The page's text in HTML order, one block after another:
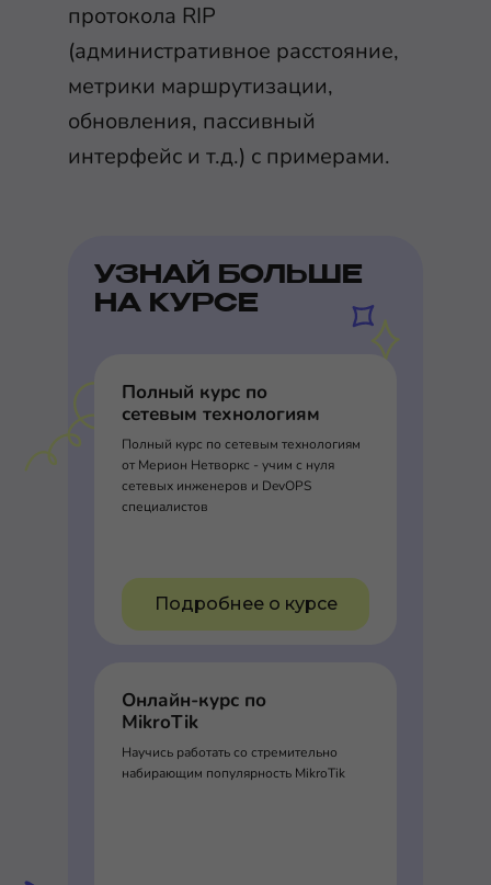
протокола RIP
(административное расстояние,
метрики маршрутизации,
обновления, пассивный
интерфейс и т.д.) с примерами.
УЗНАЙ БОЛЬШЕ
НА КУРСЕ
Полный курс по
сетевым технологиям
Полный курс по сетевым технологиям
от Мерион Нетворкс - учим с нуля
сетевых инженеров и DevOPS
специалистов
Подробнее о курсе
Онлайн-курс по
MikroTik
Научись работать со стремительно
набирающим популярность MikroTik